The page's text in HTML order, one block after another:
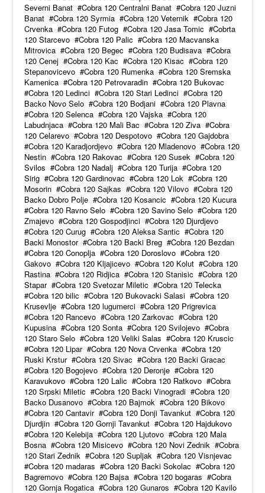
Severni Banat
Cobra 120 Centralni Banat
Cobra 120 Juzni
Banat
Cobra 120 Syrmia Cobra 120 Veternik
Cobra 120
Crvenka
Cobra 120 Futog Cobra 120 Jasa Tomic
Cobrta
120 Starcevo
Cobra 120 Palic
Cobra 120 Macvanska
Mitrovica
Cobra 120 Begec Cobra 120 Budisava
Cobra
120 Cenej
Cobra 120 Kac Cobra 120 Kisac
Cobra 120
Stepanovicevo
Cobra 120 Rumenka
Cobra 120 Sremska
Kamenica
Cobra 120 Petrovaradin
Cobra 120 Bukovac
Cobra 120 Ledinci
Cobra 120 Stari Ledinci
Cobra 120
Backo Novo Selo
Cobra 120 Bodjani
Cobra 120 Plavna
Cobra 120 Selenca
Cobra 120 Vajska
Cobra 120
Labudnjaca
Cobra 120 Mali Bac Cobra 120 Ziva
Cobra
120 Celarevo
Cobra 120 Despotovo
Cobra 120 Gajdobra
Cobra 120 Karadjordjevo
Cobra 120 Mladenovo
Cobra 120
Nestin
Cobra 120 Rakovac Cobra 120 Susek
Cobra 120
Svilos
Cobra 120 Nadalj Cobra 120 Turija
Cobra 120
Sirig
Cobra 120 Gardinovac Cobra 120 Lok
Cobra 120
Mosorin
Cobra 120 Sajkas Cobra 120 Vilovo
Cobra 120
Backo Dobro Polje
Cobra 120 Kosancic
Cobra 120 Kucura
Cobra 120 Ravno Selo
Cobra 120 Savino Selo
Cobra 120
Zmajevo
Cobra 120 Gospodjinci
Cobra 120 Djurdjevo
Cobra 120 Curug
Cobra 120 Aleksa Santic
Cobra 120
Backi Monostor
Cobra 120 Backi Breg
Cobra 120 Bezdan
Cobra 120 Conoplja
Cobra 120 Doroslovo
Cobra 120
Gakovo
Cobra 120 Kljajicevo Cobra 120 Kolut
Cobra 120
Rastina
Cobra 120 Ridjica Cobra 120 Stanisic
Cobra 120
Stapar
Cobra 120 Svetozar Miletic
Cobra 120 Telecka
Cobra 120 bilic
Cobra 120 Bukovacki Salasi
Cobra 120
Krusevlje
Cobra 120 lugumerci
Cobra 120 Prigrevica
Cobra 120 Rancevo
Cobra 120 Zarkovac
Cobra 120
Kupusina
Cobra 120 Sonta Cobra 120 Svilojevo
Cobra
120 Staro Selo
Cobra 120 Veliki Salas
Cobra 120 Kruscic
Cobra 120 Lipar
Cobra 120 Nova Crvenka
Cobra 120
Ruski Krstur
Cobra 120 Sivac
Cobra 120 Backi Gracac
Cobra 120 Bogojevo
Cobra 120 Deronje
Cobra 120
Karavukovo
Cobra 120 Lalic Cobra 120 Ratkovo
Cobra
120 Srpski Miletic
Cobra 120 Backi Vinogradi
Cobra 120
Backo Dusanovo
Cobra 120 Bajmok
Cobra 120 Bikovo
Cobra 120 Cantavir
Cobra 120 Donji Tavankut
Cobra 120
Djurdjin
Cobra 120 Gornji Tavankut
Cobra 120 Hajdukovo
Cobra 120 Kelebija
Cobra 120 Ljutovo
Cobra 120 Mala
Bosna
Cobra 120 Misicevo Cobra 120 Novi Zednik
Cobra
120 Stari Zednik
Cobra 120 Supljak
Cobra 120 Visnjevac
Cobra 120 madaras
Cobra 120 Backi Sokolac
Cobra 120
Bagremovo
Cobra 120 Bajsa Cobra 120 bogaras
Cobra
120 Gornja Rogatica
Cobra 120 Gunaros
Cobra 120 Kavilo